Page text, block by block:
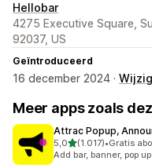
Hellobar
4275 Executive Square,
92037, US
Geïntroduceerd
16 december 2024 ·
Meer apps zoals
Attrac Popup,
5,0van 5 sterren
(1.017)
1017 recensies in
•Gratis
Add bar, banner, pop